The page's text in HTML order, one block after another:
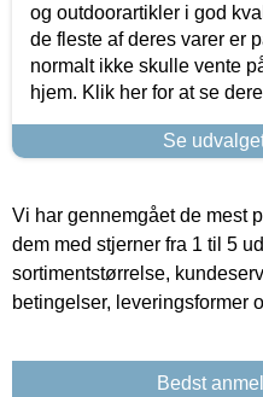
og outdoorartikler i god
de fleste af deres varer er
normalt ikke skulle vente
hjem. Klik her for at se
Se
Vi har gennemgået de mest
dem med stjerner fra 1 til 5
sortimentstørrelse,
betingelser, leveringsformer
Bedst